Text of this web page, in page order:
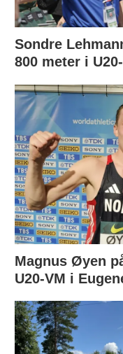
Sondre
800 meter i
Magnus Øyen
U20-VM i